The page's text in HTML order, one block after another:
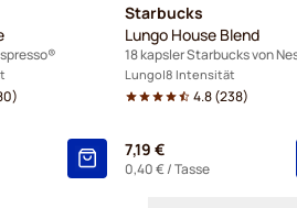
)
Starbucks
Lungo House Blend
Lungo 8 Intensität
4.8(238)
7,19 €
0,40 €/ Tasse